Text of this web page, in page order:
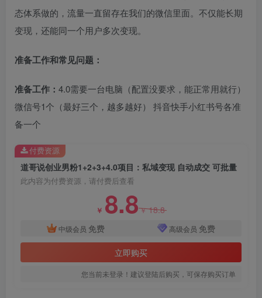
态体系做的，流量一直留存在我们的微信里面。不仅能长期
变现，还能同一个用户多次变现。
准备工作和常见问题：
准备工作： 4.0需要一台电脑（配置没要求，能正常用就行）
微信号1个（最好三个，越多越好） 抖音快手小红书号各准
备一个
道哥说创业男粉1+2+3+4.0项目：私域变现 自动成交 可批量
此内容为付费资源，请付费后查看
￥ 8.8￥18.8
中级会员 免费 高级会员 免费
立即购买
您当前未登录！建议登陆后购买，可保存购买订单
付费资源